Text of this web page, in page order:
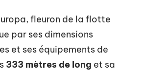
fleuron de la flotte
par ses dimensions
et ses équipements de
333 mètres de long et sa